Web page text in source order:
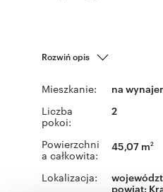
Rozwiń opis
Mieszkanie: na
Liczba
pokoi:
2
Powierzchni
a całkowita:
45,07 m2
Lokalizacja:
powiat: